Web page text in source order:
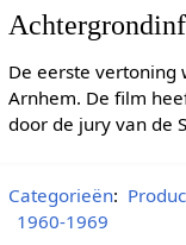
De eerste vertoning
Arnhem. De film
door de jury van de
Categorieën:
1960-1969